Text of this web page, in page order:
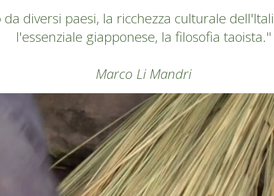
diversi paesi, la ricchezza culturale
l'essenziale giapponese, la filosofia taoista."
Marco Li Mandri